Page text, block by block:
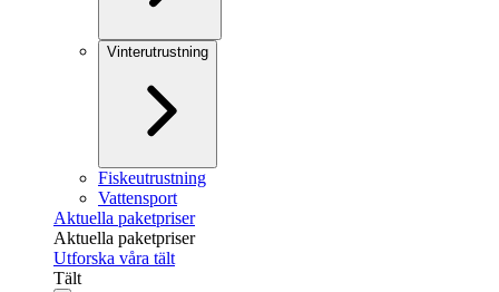
Vinterutrustning
Fiskeutrustning
Vattensport
Aktuella paketpriser
Aktuella paketpriser
Utforska våra tält
Tält